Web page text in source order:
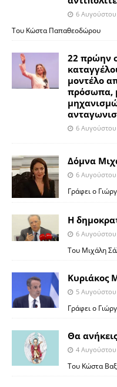
6 Αυγούστου
Του Κώστα Παπαθεοδώρου
22 πρώην
μοντέλο
πρόσωπα,
6 Αυγούστου
Δόμνα
6 Αυγούστου
Γράφει ο
Η
6 Αυγούστου
Του Μιχάλη
Κυριάκος
5
Γράφει ο
Θα
4 Αυγούστου
Του Κώστα